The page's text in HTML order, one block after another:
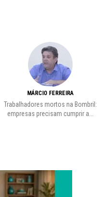
MÁRCIO FERREIRA
Trabalhadores mortos na Bombril:
empresas precisam cumprir a...